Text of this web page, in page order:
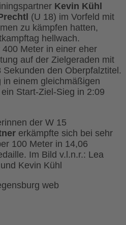
Kevin Kühl
(U 18) im Vorfeld mit
zu kämpfen hatten,
hellwach.
400 Meter in einer eher
auf der Zielgeraden mit
den Oberpfalztitel.
in einem gleichmäßigen
Start-Ziel-Sieg in 2:09
der W 15
erkämpfte sich bei sehr
100 Meter in 14,06
Im Bild v.l.n.r.: Lea
Kevin Kühl